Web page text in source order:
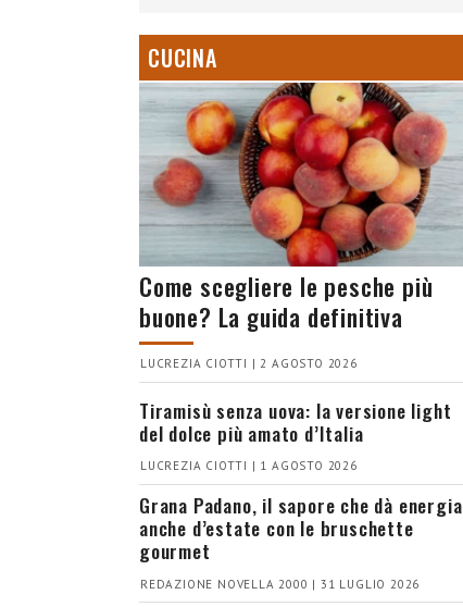
CUCINA
Come scegliere le pesche più
buone? La guida definitiva
LUCREZIA CIOTTI | 2 AGOSTO 2026
Tiramisù senza uova: la versione light
del dolce più amato d’Italia
LUCREZIA CIOTTI | 1 AGOSTO 2026
Grana Padano, il sapore che dà energia
anche d’estate con le bruschette
gourmet
REDAZIONE NOVELLA 2000 | 31 LUGLIO 2026